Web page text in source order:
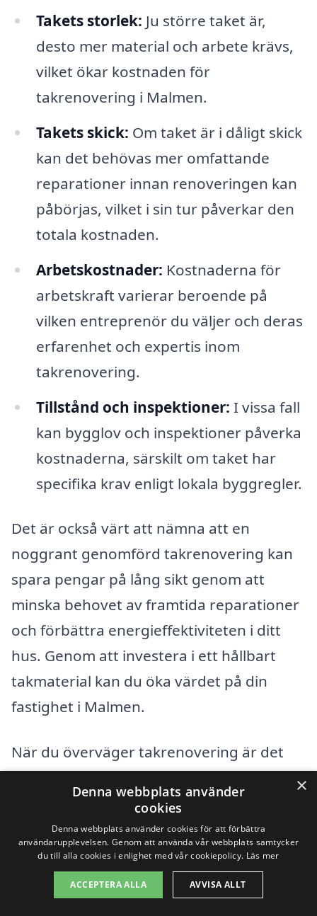
Takets storlek: Ju större taket är,
desto mer material och arbete krävs,
vilket ökar kostnaden för
takrenovering i Malmen.
Takets skick: Om taket är i dåligt skick
kan det behövas mer omfattande
reparationer innan renoveringen kan
påbörjas, vilket i sin tur påverkar den
totala kostnaden.
Arbetskostnader: Kostnaderna för
arbetskraft varierar beroende på
vilken entreprenör du väljer och deras
erfarenhet och expertis inom
takrenovering.
Tillstånd och inspektioner: I vissa fall
kan bygglov och inspektioner påverka
kostnaderna, särskilt om taket har
specifika krav enligt lokala byggregler.
Det är också värt att nämna att en
noggrant genomförd takrenovering kan
spara pengar på lång sikt genom att
minska behovet av framtida reparationer
och förbättra energieffektiviteten i ditt
hus. Genom att investera i ett hållbart
takmaterial kan du öka värdet på din
fastighet i Malmen.
När du överväger takrenovering är det
alltid fördelaktigt att samla in flera
offerter från lokala entreprenörer. Detta
ger inte bara en bättre förståelse för
marknadspriserna utan också
möjligheten att jämföra olika tjänster och
garantier som erbjuds. Använd
×
Denna webbplats använder
cookies
Denna webbplats använder cookies för att förbättra
användarupplevelsen. Genom att använda vår webbplats samtycker
du till alla cookies i enlighet med vår cookiepolicy. Läs mer
ACCEPTERA ALLA AVVISA ALLT